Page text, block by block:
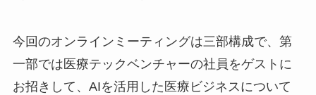
今回のオンラインミーティングは三部構成で、第
一部では医療テックベンチャーの社員をゲストに
お招きして、AIを活用した医療ビジネスについて